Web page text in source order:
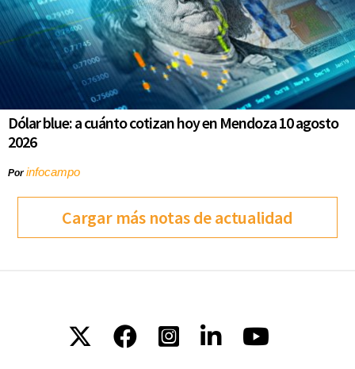
Dólar blue: a cuánto cotizan hoy en Mendoza 10 agosto
2026
Porinfocampo
Cargar más notas de actualidad